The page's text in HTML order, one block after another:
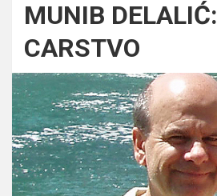
MUNIB DELALIĆ:
CARSTVO